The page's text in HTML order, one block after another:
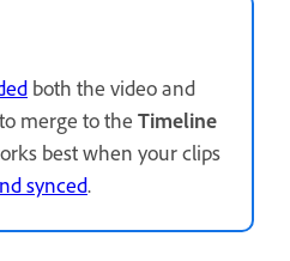
both the video and
merge to the Timeline
best when your clips
synced.